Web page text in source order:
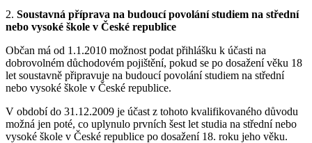
2. Soustavná příprava na budoucí povolání studiem na střední
nebo vysoké škole v České republice
Občan má od 1.1.2010 možnost podat přihlášku k účasti na
dobrovolném důchodovém pojištění, pokud se po dosažení věku 18
let soustavně připravuje na budoucí povolání studiem na střední
nebo vysoké škole v České republice.
V období do 31.12.2009 je účast z tohoto kvalifikovaného důvodu
možná jen poté, co uplynulo prvních šest let studia na střední nebo
vysoké škole v České republice po dosažení 18. roku jeho věku.